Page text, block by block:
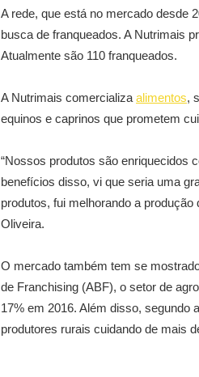
A rede, que está no mercado desde
busca de franqueados. A Nutrimais
Atualmente são 110 franqueados.
A Nutrimais comercializa alimentos,
equinos e caprinos que prometem
“Nossos produtos são enriquecidos
benefícios disso, vi que seria uma
produtos, fui melhorando a
Oliveira.
O mercado também tem se
de Franchising (ABF), o setor de
17% em 2016. Além disso, segundo
produtores rurais cuidando de mais